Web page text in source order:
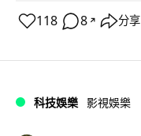
118 8 ↗ 分享
科技娛樂 影視娛樂